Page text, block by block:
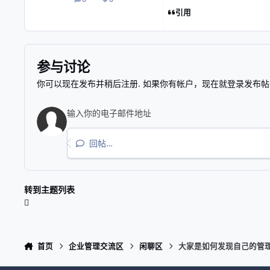
引用
参与讨论
你可以现在发布并稍后注册. 如果你有帐户， 现在就登录发布
回帖…
转到主题列表
首页 企业管理交流区 闲聊区 大家是如何发现自己的管